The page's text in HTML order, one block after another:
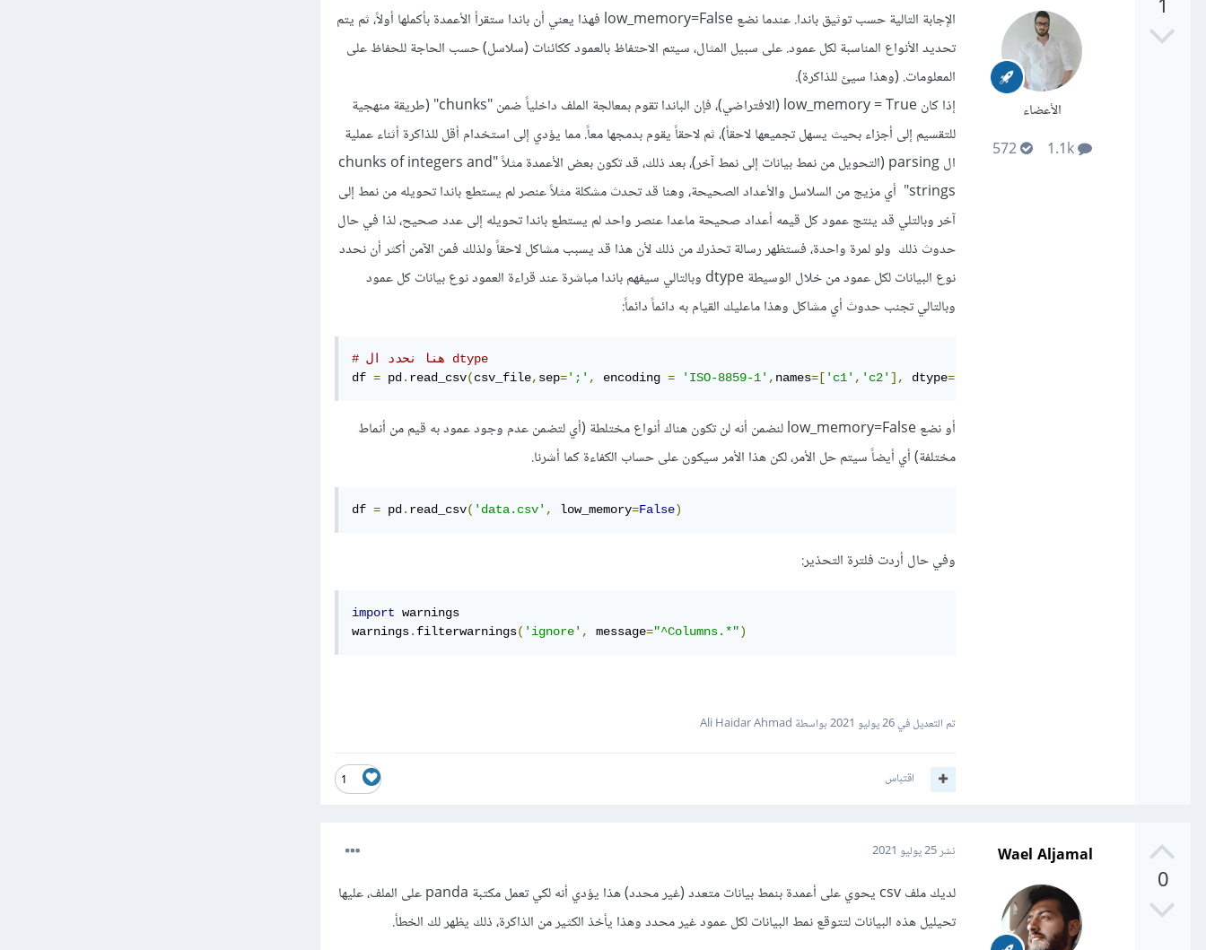
1
الأعضاء
1.1k
572
الإجابة التالية حسب توثيق باندا. عندما نضع low_memory=False فهذا يعني أن باندا ستقرأ الأعمدة بأكملها أولاً، ثم يتم
تحديد الأنواع المناسبة لكل عمود. على سبيل المثال، سيتم الاحتفاظ بالعمود ككائنات (سلاسل) حسب الحاجة للحفاظ على
المعلومات. (وهذا سيئ للذاكرة).
إذا كان low_memory = True (الافتراضي)، فإن الباندا تقوم بمعالجة الملف داخلياً ضمن "chunks" (طريقة منهجية
للتقسيم إلى أجزاء بحيث يسهل تجميعها لاحقأ)، ثم لاحقاً يقوم بدمجها معاً. مما يؤدي إلى استخدام أقل للذاكرة أثناء عملية
ال parsing (التحويل من نمط بيانات إلى نمط آخر)، بعد ذلك، قد تكون بعض الأعمدة مثلاً "chunks of integers and
strings" أي مزيج من السلاسل والأعداد الصحيحة، وهنا قد تحدث مشكلة مثلاً عنصر لم يستطع باندا تحويله من نمط إلى
آخر وبالتلي قد ينتج عمود كل قيمه أعداد صحيحة ماعدا عنصر واحد لم يستطع باندا تحويله إلى عدد صحيح، لذا في حال
حدوث ذلك ولو لمرة واحدة، فستظهر رسالة تحذرك من ذلك لأن هذا قد يسبب مشاكل لاحقاً ولذلك فمن الآمن أكثر أن نحدد
نوع البيانات لكل عمود من خلال الوسيطة dtype وبالتالي سيفهم باندا مباشرة عند قراءة العمود نوع بيانات كل عمود
وبالتالي تجنب حدوث أي مشاكل وهذا ماعليك القيام به دائماً دائماً:
# هنا نحدد ال dtype
df = pd . read_csv(csv_file, sep=';' , encoding = 'ISO-8859-1' , names=[ 'c1' , 'c2' ], dtype={
أو نضع low_memory=False لنضمن أنه لن تكون هناك أنواع مختلطة (أي لتضمن عدم وجود عمود به قيم من أنماط
مختلفة) أي أيضاً سيتم حل الأمر، لكن هذا الأمر سيكون على حساب الكفاءة كما أشرنا.
df = pd . read_csv( 'data.csv' , low_memory=False)
وفي حال أردت فلترة التحذير:
import warnings
warnings. filterwarnings( 'ignore' , message="^Columns.*")
تم التعديل في26 يوليو 2021 بواسطة Ali Haidar Ahmad
1 اقتباس
0
Wael Aljamal نشر25 يوليو 2021
لديك ملف csv يحوي على أعمدة بنمط بيانات متعدد (غير محدد) هذا يؤدي أنه لكي تعمل مكتبة panda على الملف، عليها
تحيليل هذه البيانات لتتوقع نمط البيانات لكل عمود غير محدد وهذا يأخذ الكثير من الذاكرة، ذلك يظهر لك الخطأ.